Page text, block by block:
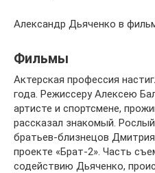
Александр Дьяченко в
Фильмы
Актерская профессия
года. Режиссеру Алексею
артисте и спортсмене,
рассказал знакомый.
братьев-близнецов
проекте «Брат-2». Часть
содействию Дьяченко,